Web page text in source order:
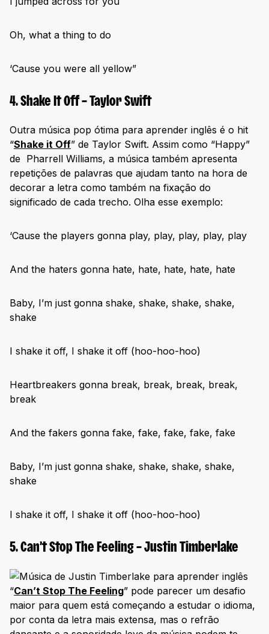
Oh, what a thing to do
‘Cause you were all yellow”
4. Shake It Off – Taylor Swift
Outra música pop ótima para aprender inglês é o hit
“Shake it Off” de Taylor Swift. Assim como “Happy”
de Pharrell Williams, a música também apresenta
repetições de palavras que ajudam tanto na hora de
decorar a letra como também na fixação do
significado de cada trecho. Olha esse exemplo:
‘Cause the players gonna play, play, play, play, play
And the haters gonna hate, hate, hate, hate, hate
Baby, I’m just gonna shake, shake, shake, shake,
shake
I shake it off, I shake it off (hoo-hoo-hoo)
Heartbreakers gonna break, break, break, break,
break
And the fakers gonna fake, fake, fake, fake, fake
Baby, I’m just gonna shake, shake, shake, shake,
shake
I shake it off, I shake it off (hoo-hoo-hoo)
5. Can’t Stop The Feeling – Justin Timberlake
“Can’t Stop The Feeling” pode parecer um desafio
maior para quem está começando a estudar o idioma,
por conta da letra mais extensa, mas o refrão